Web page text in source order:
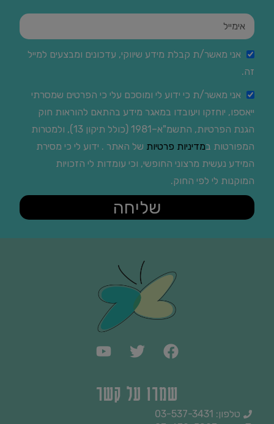
אני מאשר/ת קבלת מידע שיווקי, עדכונים ומבצעים למייל
זה.
אני מאשר/ת כי ידוע לי ומוסכם עלי כי הפרטים שמסרתי
ייאספו, יוחזקו ויעובדו במאגר מידע בהתאם להוראות חוק
הגנת הפרטיות, התשמ"א–1981 (כולל תיקון 13), ולמטרות
המפורטות במדיניות פרטיות של האתר . ידוע לי כי מסירת
המידע נעשית מרצוני החופשי, וכי עומדות לי הזכויות
המוקנות לי לפי החוק.
שליחה
שמרו על קשר
טלפון: 03-537-3431